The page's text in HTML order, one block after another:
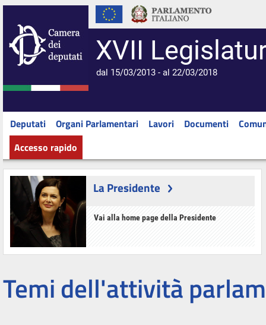
XVII
dal 15/03/2013 - al 22/03/2018
Deputati Organi Parlamentari Lavori Documenti
Accesso rapido
La Presidente
Vai alla home page della Presidente
Temi dell'attività